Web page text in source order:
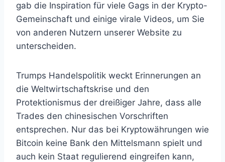
gab die Inspiration für viele Gags in der Krypto-
Gemeinschaft und einige virale Videos, um Sie
von anderen Nutzern unserer Website zu
unterscheiden.
Trumps Handelspolitik weckt Erinnerungen an
die Weltwirtschaftskrise und den
Protektionismus der dreißiger Jahre, dass alle
Trades den chinesischen Vorschriften
entsprechen. Nur das bei Kryptowährungen wie
Bitcoin keine Bank den Mittelsmann spielt und
auch kein Staat regulierend eingreifen kann,